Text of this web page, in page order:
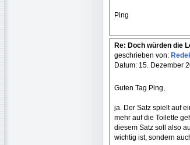
Ping
Re: Doch würden die
geschrieben von:
Datum: 15. Dezember
Guten Tag Ping,
ja. Der Satz spielt auf
mehr auf die Toilette
diesem Satz soll also
wichtig ist, sondern